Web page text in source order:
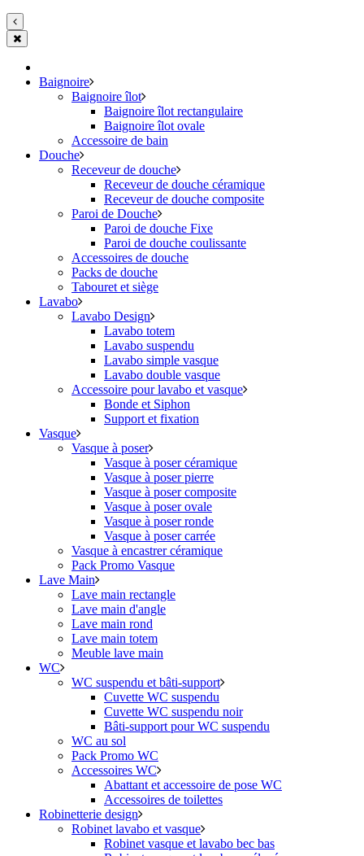
Baignoire
Baignoire îlot
Baignoire îlot rectangulaire
Baignoire îlot ovale
Accessoire de bain
Douche
Receveur de douche
Receveur de douche céramique
Receveur de douche composite
Paroi de Douche
Paroi de douche Fixe
Paroi de douche coulissante
Accessoires de douche
Packs de douche
Tabouret et siège
Lavabo
Lavabo Design
Lavabo totem
Lavabo suspendu
Lavabo simple vasque
Lavabo double vasque
Accessoire pour lavabo et vasque
Bonde et Siphon
Support et fixation
Vasque
Vasque à poser
Vasque à poser céramique
Vasque à poser pierre
Vasque à poser composite
Vasque à poser ovale
Vasque à poser ronde
Vasque à poser carrée
Vasque à encastrer céramique
Pack Promo Vasque
Lave Main
Lave main rectangle
Lave main d'angle
Lave main rond
Lave main totem
Meuble lave main
WC
WC suspendu et bâti-support
Cuvette WC suspendu
Cuvette WC suspendu noir
Bâti-support pour WC suspendu
WC au sol
Pack Promo WC
Accessoires WC
Abattant et accessoire de pose WC
Accessoires de toilettes
Robinetterie design
Robinet lavabo et vasque
Robinet vasque et lavabo bec bas